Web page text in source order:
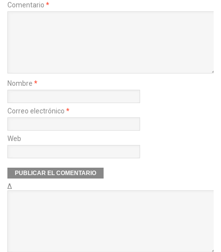
Comentario *
Nombre *
Correo electrónico *
Web
Δ